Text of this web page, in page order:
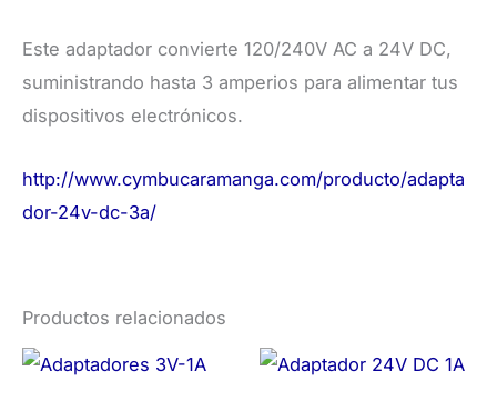
Este adaptador convierte 120/240V AC a 24V DC,
suministrando hasta 3 amperios para alimentar tus
dispositivos electrónicos.
http://www.cymbucaramanga.com/producto/adapta
dor-24v-dc-3a/
Productos relacionados